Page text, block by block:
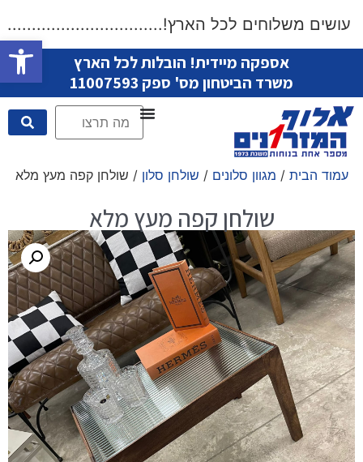
פתח
עושים משלוחים לכל
אספקה מיידית! הובלות לכל הארץ
משרד הביטחון מס' ספק 11007593
עמוד הבית / מגוון סלונים / שולחן סלון / שולחן קפה מעץ מלא
שולחן קפה מעץ מלא